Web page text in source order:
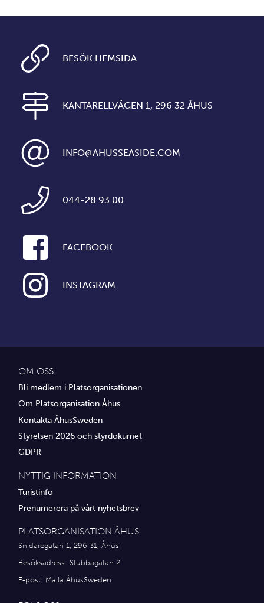
BESÖK HEMSIDA
KANTARELLVÄGEN 1, 296 32 ÅHUS
INFO@AHUSSEASIDE.COM
044-28 93 00
FACEBOOK
INSTAGRAM
OM OSS
Bli medlem i Platsorganisationen
Om Platsorganisation Åhus
Kontakta ÅhusSweden
Styrelsen 2026 och styrdokumet
GDPR
NYTTIG INFORMATION
Turistinfo
Prenumerera på vårt nyhetsbrev
PLATSORGANISATION ÅHUS
Snidaregatan 1, 296 31, Åhus
Besöksadress: Stubbagatan 2
E-post: Maila ÅhusSweden